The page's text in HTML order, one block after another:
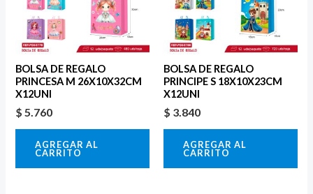
BOLSA DE REGALO
PRINCESA M 26X10X32CM
X12UNI
$ 5.760
AGREGAR AL
CARRITO
BOLSA DE REGALO
PRINCIPE S 18X10X23CM
X12UNI
$ 3.840
AGREGAR AL
CARRITO